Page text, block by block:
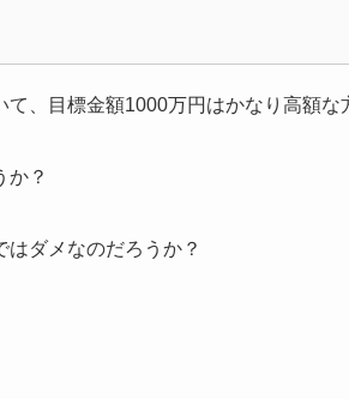
、目標金額1000万円はかなり高額な
か？
ダメなのだろうか？